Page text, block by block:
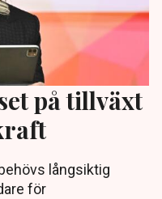
på tillväxt
långsiktig
för